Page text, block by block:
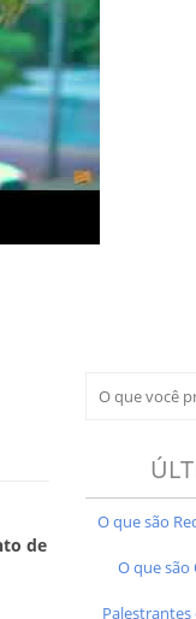
de
O que são
O que são